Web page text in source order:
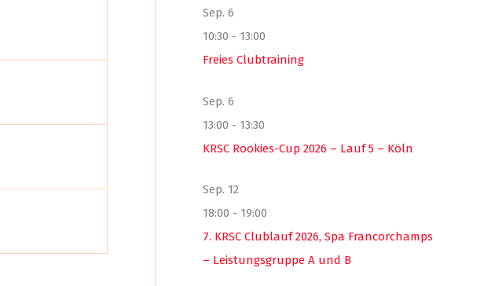
Sep. 6
10:30 - 13:00
Freies Clubtraining
Sep. 6
13:00 - 13:30
KRSC Rookies-Cup 2026 – Lauf 5 – Köln
Sep. 12
18:00 - 19:00
7. KRSC Clublauf 2026, Spa Francorchamps
– Leistungsgruppe A und B